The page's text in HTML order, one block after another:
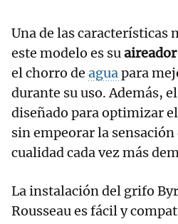
Una de las características
este modelo es suaireador
el chorro de aguapara
durante su uso. Además,
diseñado para optimizar
sin empeorar la
cualidad cada vez más
La instalación del grifo
Rousseau es fácil y